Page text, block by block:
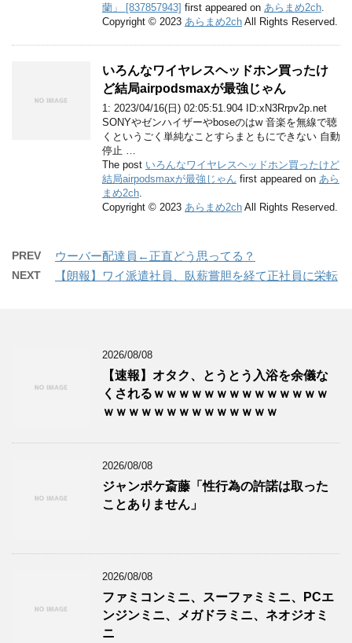
蘭」 [837857943] first appeared on あらまめ2ch
Copyright © 2023 あらまめ2ch All Rights Reserved.
いろんなワイヤレスヘッドホン買ったけ
ど結局airpodsmaxが最強じゃん
1: 2023/04/16(日) 02:05:51.904 ID:xN3Rrpv2p.net
SONYやゼンハイザーやboseのはw 音楽を無線で聴
くというごく単純なことすらまともにできない 自動
停止 …
The post いろんなワイヤレスヘッドホン買ったけど
結局airpodsmaxが最強じゃん first appeared on あら
まめ2ch
Copyright © 2023 あらまめ2ch All Rights Reserved.
PREV ウーバー配達員←正直どう思ってる？
NEXT 【朗報】ワイ派遣社員、臥薪嘗胆を経て正社員に栄転
2026/08/08
【速報】オタク、とうとう入浴を余儀な
くされるｗｗｗｗｗｗｗｗｗｗｗｗｗｗ
ｗｗｗｗｗｗｗｗｗｗｗｗｗｗ
2026/08/08
ジャンポケ斎藤「性行為の許諾は取った
ことありません」
2026/08/08
ファミコンミニ、スーファミミニ、PCエ
ンジンミニ、メガドラミニ、ネオジオミ
ニ